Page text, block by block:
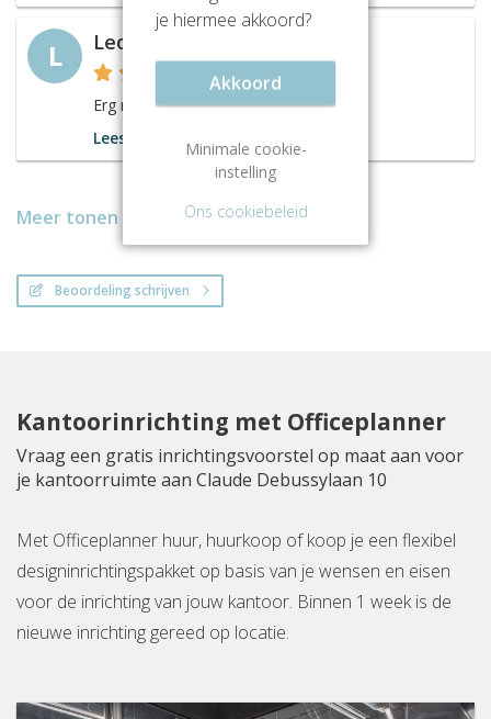
L Leona
Erg mooi kantoorpand!
Lees meer
Meer tonen
Beoordeling schrijven
Kantoorinrichting met Officeplanner
Vraag een gratis inrichtingsvoorstel op maat aan voor
je kantoorruimte aan Claude Debussylaan 10
Met Officeplanner huur, huurkoop of koop je een flexibel
designinrichtingspakket op basis van je wensen en eisen
voor de inrichting van jouw kantoor. Binnen 1 week is de
nieuwe inrichting gereed op locatie.
je hiermee akkoord?
Akkoord
Minimale cookie-
instelling
Ons cookiebeleid